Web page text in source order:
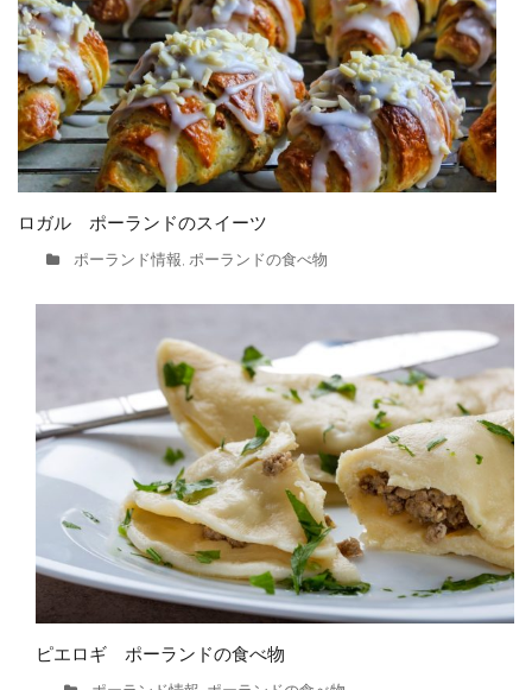
ロガル ポーランドのスイーツ
ポーランド情報, ポーランドの食べ物
ピエロギ ポーランドの食べ物